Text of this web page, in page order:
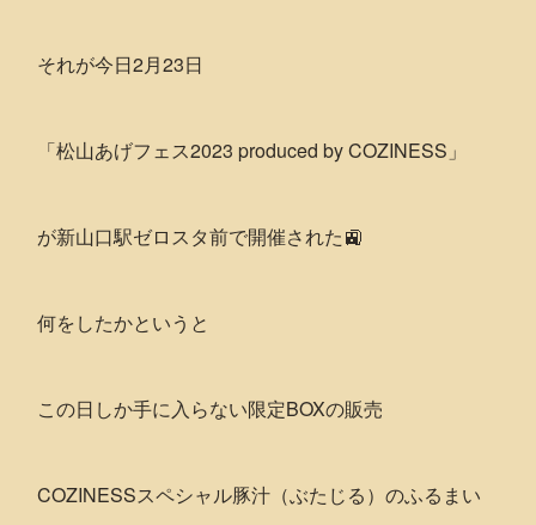
それが今日2月23日
「松山あげフェス2023 produced by COZINESS」
が新山口駅ゼロスタ前で開催された🚉
何をしたかというと
この日しか手に入らない限定BOXの販売
COZINESSスペシャル豚汁（ぶたじる）のふるまい